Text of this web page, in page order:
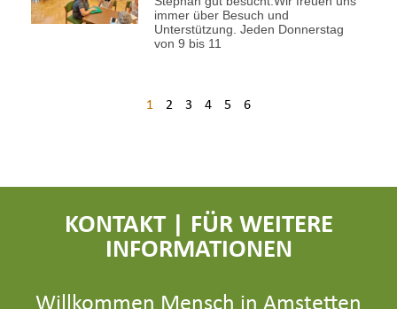
immer über Besuch und
Unterstützung. Jeden Donnerstag
von 9 bis 11
1 2 3 4 5 6
KONTAKT | FÜR WEITERE
INFORMATIONEN
Willkommen Mensch in Amstetten